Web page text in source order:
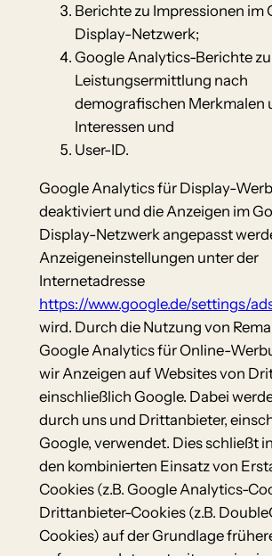
Berichte zu Impressionen im
Display-Netzwerk;
Google Analytics-Berichte
Leistungsermittlung nach
demografischen Merkmalen
Interessen und
User-ID.
Google Analytics für Display-
deaktiviert und die Anzeigen im
Display-Netzwerk angepasst
Anzeigeneinstellungen unter der
Internetadresse
https://www.google.de/settings/
wird. Durch die Nutzung von
Google Analytics für Online-
wir Anzeigen auf Websites von
einschließlich Google. Dabei
durch uns und Drittanbieter,
Google, verwendet. Dies schließt
den kombinierten Einsatz von
Cookies (z.B. Google Analytics-
Drittanbieter-Cookies (z.B.
Cookies) auf der Grundlage